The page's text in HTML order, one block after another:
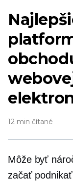
12 min čítané
Môže byť
začať